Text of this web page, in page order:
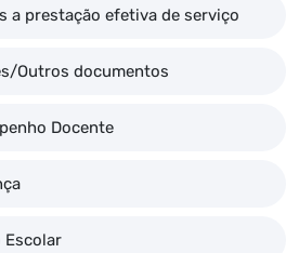
a prestação efetiva de serviço
Outros documentos
Docente
Escolar